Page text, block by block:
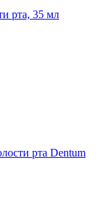
рта, 35 мл
рта Dentum